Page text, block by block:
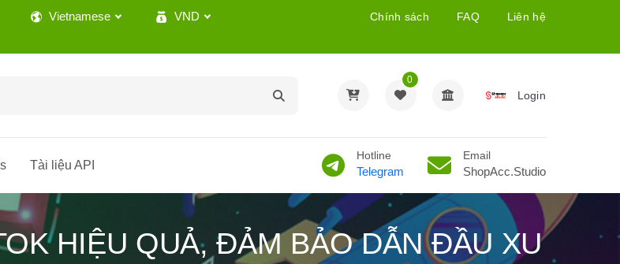
Vietnamese VND Chính sách FAQ Liên hệ
0
Login
Tài liệu API
Hotline
Telegram
Email
ShopAcc.Studio
HIỆU QUẢ, ĐẢM BẢO DẪN ĐẦU XU